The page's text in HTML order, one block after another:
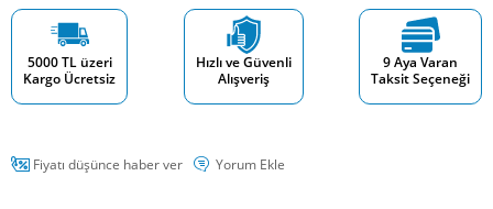
5000 TL üzeri
Kargo Ücretsiz
Hızlı ve Güvenli
Alışveriş
9 Aya Varan
Taksit Seçeneği
Fiyatı düşünce haber ver Yorum Ekle